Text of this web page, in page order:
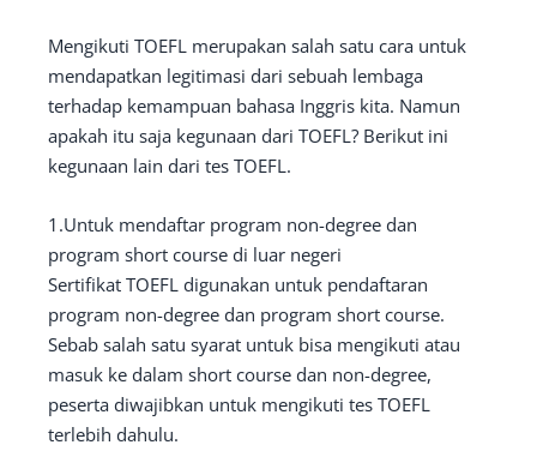
Mengikuti TOEFL merupakan salah satu cara untuk
mendapatkan legitimasi dari sebuah lembaga
terhadap kemampuan bahasa Inggris kita. Namun
apakah itu saja kegunaan dari TOEFL? Berikut ini
kegunaan lain dari tes TOEFL.
1.Untuk mendaftar program non-degree dan
program short course di luar negeri
Sertifikat TOEFL digunakan untuk pendaftaran
program non-degree dan program short course.
Sebab salah satu syarat untuk bisa mengikuti atau
masuk ke dalam short course dan non-degree,
peserta diwajibkan untuk mengikuti tes TOEFL
terlebih dahulu.